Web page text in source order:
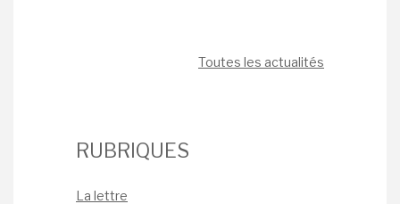
Toutes les actualités
RUBRIQUES
La lettre